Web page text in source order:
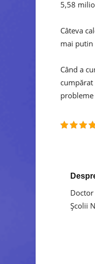
5,58
Câteva
mai putin
Când a
Şcolii